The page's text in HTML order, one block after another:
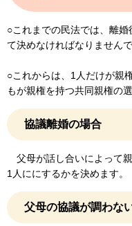
○これまでの民法では、離
て決めなければなりませんで
○これからは、1人だけが親
もが親権を持つ共同親権の
協議離婚の場合
父母が話し合いによって
1人ににするかを決めます。
父母の協議が調わな